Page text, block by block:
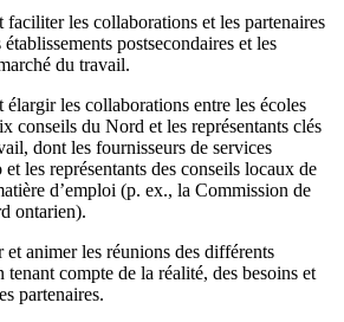
faciliter les collaborations et les partenaires
postsecondaires et les
du travail.
élargir les collaborations entre les écoles
conseils du Nord et les représentants clés
dont les fournisseurs de services
les représentants des conseils locaux de
d’emploi (p. ex., la Commission de
ontarien).
et animer les réunions des différents
tenant compte de la réalité, des besoins et
partenaires.